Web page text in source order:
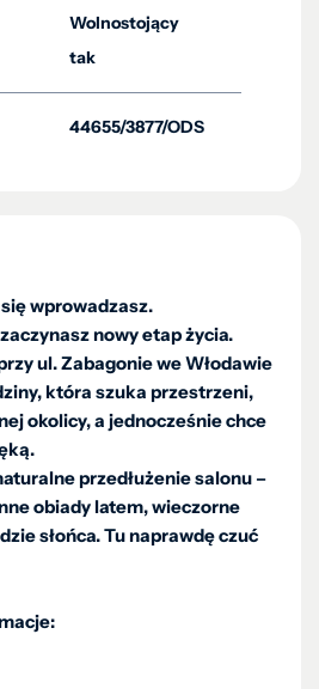
Wolnostojący
tak
44655/3877/ODS
wprowadzasz.
nowy etap życia.
ul. Zabagonie we Włodawie
która szuka przestrzeni,
okolicy, a jednocześnie chce
przedłużenie salonu –
obiady latem, wieczorne
słońca. Tu naprawdę czuć